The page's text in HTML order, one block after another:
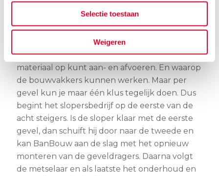
Selectie toestaan
Weigeren
enorme constructie met joekels van stalen
balken gebouwd zodat er voldoende
De hefsteigers hebben een platform waar je
materiaal op kunt aan- en afvoeren. En waarop
de bouwvakkers kunnen werken. Maar per
gevel kun je maar één klus tegelijk doen. Dus
begint het slopersbedrijf op de eerste van de
acht steigers. Is de sloper klaar met de eerste
gevel, dan schuift hij door naar de tweede en
kan BanBouw aan de slag met het opnieuw
monteren van de geveldragers. Daarna volgt
de metselaar en als laatste het onderhoud en